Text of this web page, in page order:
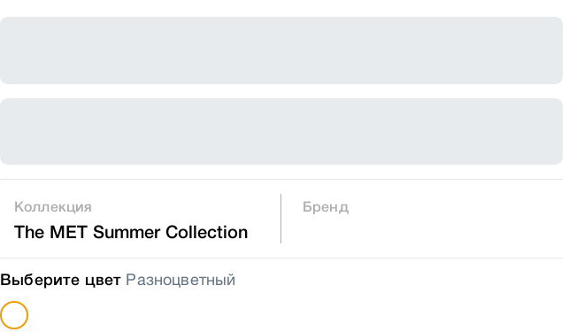
Коллекция
The MET Summer Collection
Бренд
Выберите цвет Разноцветный